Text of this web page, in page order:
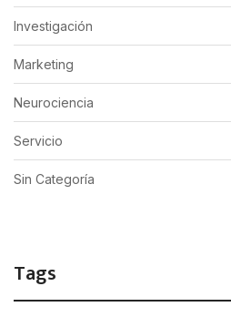
Investigación
Marketing
Neurociencia
Servicio
Sin Categoría
Tags